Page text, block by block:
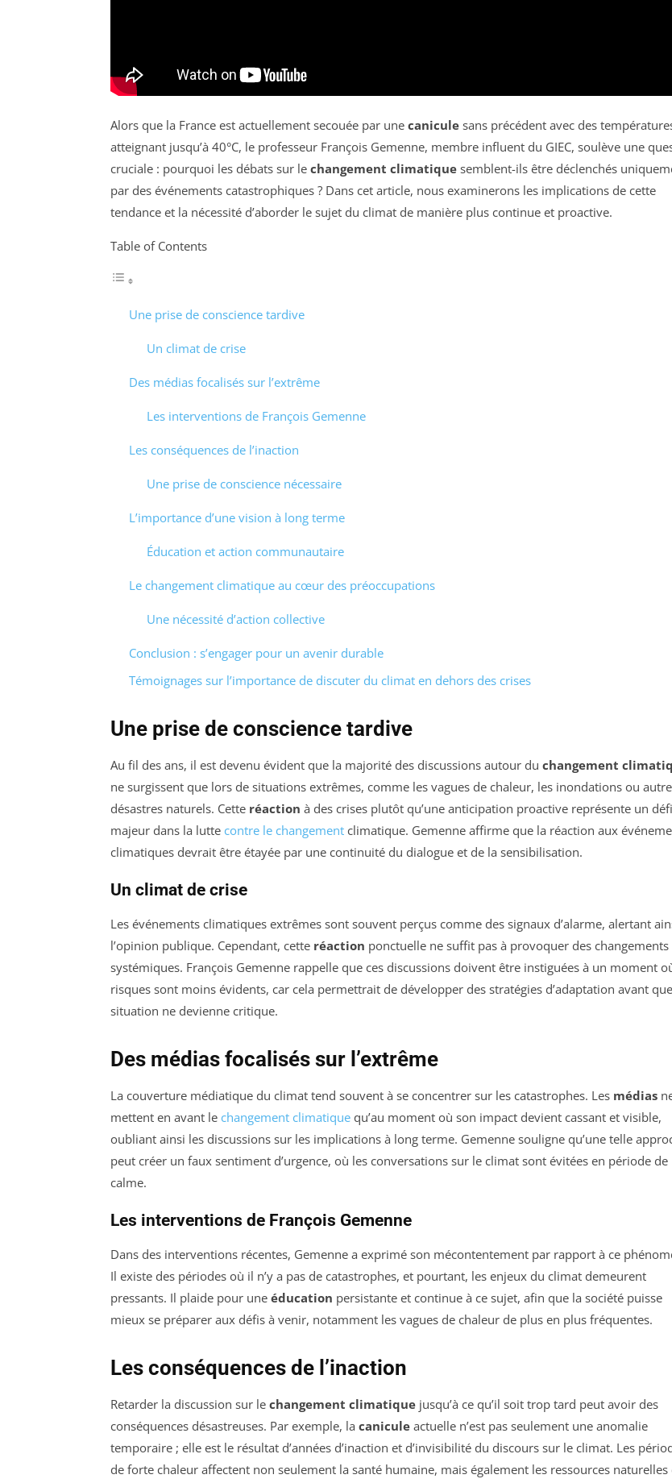
Alors que la France est actuellement secouée par une canicule sans précédent avec des
atteignant jusqu’à 40°C, le professeur François Gemenne, membre influent du GIEC, soulève une
cruciale : pourquoi les débats sur le changement climatique semblent-ils être déclenchés
par des événements catastrophiques ? Dans cet article, nous examinerons les implications de cette
tendance et la nécessité d’aborder le sujet du climat de manière plus continue et proactive.
Table of Contents
Une prise de conscience tardive
Un climat de crise
Des médias focalisés sur l’extrême
Les interventions de François Gemenne
Les conséquences de l’inaction
Une prise de conscience nécessaire
L’importance d’une vision à long terme
Éducation et action communautaire
Le changement climatique au cœur des préoccupations
Une nécessité d’action collective
Conclusion : s’engager pour un avenir durable
Témoignages sur l’importance de discuter du climat en dehors des crises
Une prise de conscience tardive
Au fil des ans, il est devenu évident que la majorité des discussions autour du changement
ne surgissent que lors de situations extrêmes, comme les vagues de chaleur, les inondations ou
désastres naturels. Cette réaction à des crises plutôt qu’une anticipation proactive représente un défi
majeur dans la lutte contre le changement climatique. Gemenne affirme que la réaction aux
climatiques devrait être étayée par une continuité du dialogue et de la sensibilisation.
Un climat de crise
Les événements climatiques extrêmes sont souvent perçus comme des signaux d’alarme, alertant
l’opinion publique. Cependant, cette réaction ponctuelle ne suffit pas à provoquer des changements
systémiques. François Gemenne rappelle que ces discussions doivent être instiguées à un moment
risques sont moins évidents, car cela permettrait de développer des stratégies d’adaptation avant
situation ne devienne critique.
Des médias focalisés sur l’extrême
La couverture médiatique du climat tend souvent à se concentrer sur les catastrophes. Les médias
mettent en avant le changement climatique qu’au moment où son impact devient cassant et visible,
oubliant ainsi les discussions sur les implications à long terme. Gemenne souligne qu’une telle
peut créer un faux sentiment d’urgence, où les conversations sur le climat sont évitées en période de
calme.
Les interventions de François Gemenne
Dans des interventions récentes, Gemenne a exprimé son mécontentement par rapport à ce
Il existe des périodes où il n’y a pas de catastrophes, et pourtant, les enjeux du climat demeurent
pressants. Il plaide pour une éducation persistante et continue à ce sujet, afin que la société puisse
mieux se préparer aux défis à venir, notamment les vagues de chaleur de plus en plus fréquentes.
Les conséquences de l’inaction
Retarder la discussion sur le changement climatique jusqu’à ce qu’il soit trop tard peut avoir des
conséquences désastreuses. Par exemple, la canicule actuelle n’est pas seulement une anomalie
temporaire ; elle est le résultat d’années d’inaction et d’invisibilité du discours sur le climat. Les
de forte chaleur affectent non seulement la santé humaine, mais également les ressources naturelles